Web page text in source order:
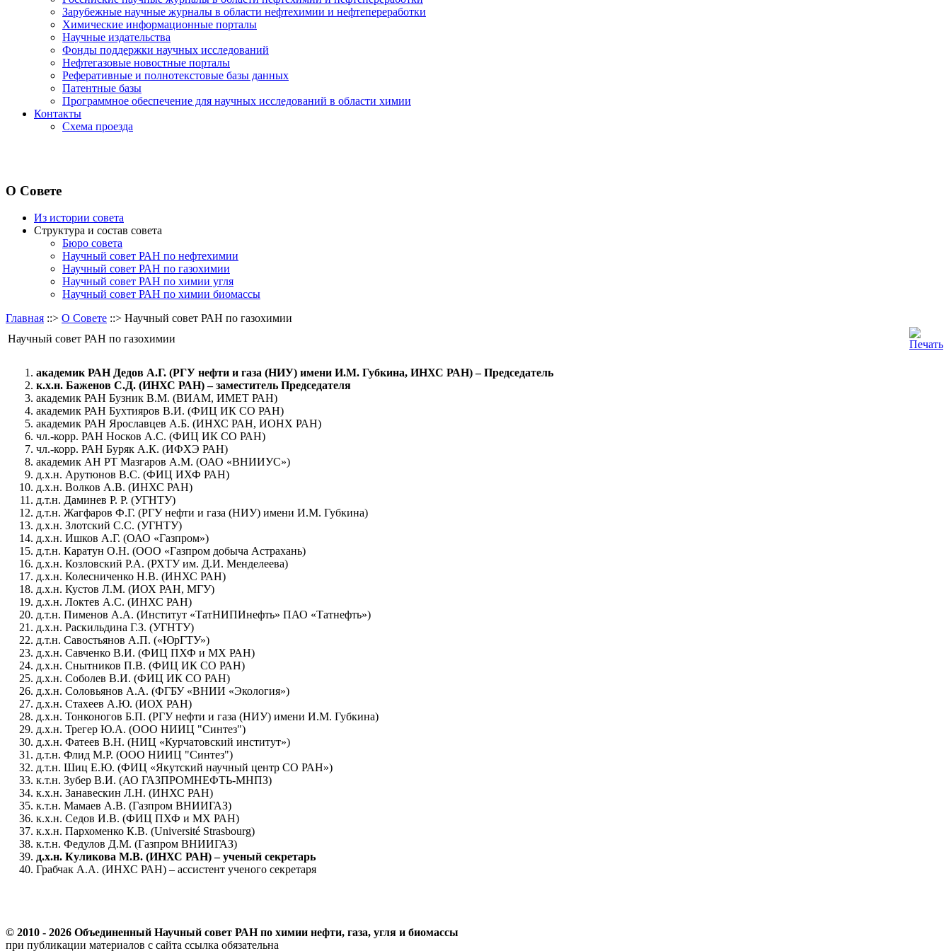
Зарубежные научные журналы в области нефтехимии и нефтепереработки
Химические информационные порталы
Научные издательства
Фонды поддержки научных исследований
Нефтегазовые новостные порталы
Реферативные и полнотекстовые базы данных
Патентные базы
Программное обеспечение для научных исследований в области химии
Контакты
Схема проезда
О Совете
Из истории совета
Структура и состав совета
Бюро совета
Научный совет РАН по нефтехимии
Научный совет РАН по газохимии
Научный совет РАН по химии угля
Научный совет РАН по химии биомассы
Главная ::> О Совете ::> Научный совет РАН по газохимии
Научный совет РАН по газохимии
академик РАН Дедов А.Г. (РГУ нефти и газа (НИУ) имени И.М. Губкина, ИНХС РАН) – Председатель
к.х.н. Баженов С.Д. (ИНХС РАН) – заместитель Председателя
академик РАН Бузник В.М. (ВИАМ, ИМЕТ РАН)
академик РАН Бухтияров В.И. (ФИЦ ИК СО РАН)
академик РАН Ярославцев А.Б. (ИНХС РАН, ИОНХ РАН)
чл.-корр. РАН Носков А.С. (ФИЦ ИК СО РАН)
чл.-корр. РАН Буряк А.К. (ИФХЭ РАН)
академик АН РТ Мазгаров А.М. (ОАО «ВНИИУС»)
д.х.н. Арутюнов В.С. (ФИЦ ИХФ РАН)
д.х.н. Волков А.В. (ИНХС РАН)
д.т.н. Даминев Р. Р. (УГНТУ)
д.т.н. Жагфаров Ф.Г. (РГУ нефти и газа (НИУ) имени И.М. Губкина)
д.х.н. Злотский С.С. (УГНТУ)
д.х.н. Ишков А.Г. (ОАО «Газпром»)
д.т.н. Каратун О.Н. (ООО «Газпром добыча Астрахань)
д.х.н. Козловский Р.А. (РХТУ им. Д.И. Менделеева)
д.х.н. Колесниченко Н.В. (ИНХС РАН)
д.х.н. Кустов Л.М. (ИОХ РАН, МГУ)
д.х.н. Локтев А.С. (ИНХС РАН)
д.т.н. Пименов А.А. (Институт «ТатНИПИнефть» ПАО «Татнефть»)
д.х.н. Раскильдина Г.З. (УГНТУ)
д.т.н. Савостьянов А.П. («ЮрГТУ»)
д.х.н. Савченко В.И. (ФИЦ ПХФ и МХ РАН)
д.х.н. Снытников П.В. (ФИЦ ИК СО РАН)
д.х.н. Соболев В.И. (ФИЦ ИК СО РАН)
д.х.н. Соловьянов А.А. (ФГБУ «ВНИИ «Экология»)
д.х.н. Стахеев А.Ю. (ИОХ РАН)
д.х.н. Тонконогов Б.П. (РГУ нефти и газа (НИУ) имени И.М. Губкина)
д.х.н. Трегер Ю.А. (ООО НИИЦ "Синтез")
д.х.н. Фатеев В.Н. (НИЦ «Курчатовский институт»)
д.т.н. Флид М.Р. (ООО НИИЦ "Синтез")
д.т.н. Шиц Е.Ю. (ФИЦ «Якутский научный центр СО РАН»)
к.т.н. Зубер В.И. (АО ГАЗПРОМНЕФТЬ-МНПЗ)
к.х.н. Занавескин Л.Н. (ИНХС РАН)
к.т.н. Мамаев А.В. (Газпром ВНИИГАЗ)
к.х.н. Седов И.В. (ФИЦ ПХФ и МХ РАН)
к.х.н. Пархоменко К.В. (Université Strasbourg)
к.т.н. Федулов Д.М. (Газпром ВНИИГАЗ)
д.х.н. Куликова М.В. (ИНХС РАН) – ученый секретарь
Грабчак А.А. (ИНХС РАН) – ассистент ученого секретаря
© 2010 - 2026 Объединенный Научный совет РАН по химии нефти, газа, угля и биомассы
при публикации материалов с сайта ссылка обязательна